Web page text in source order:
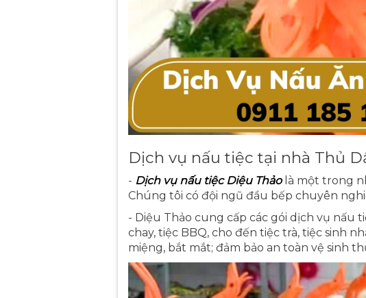
Dịch vụ nấu tiệc tại nhà Thủ
- Dịch vụ nấu tiệc Diệu Thảolà một trong
Chúng tôi có đội ngũ đầu bếp chuyên
- Diệu Thảo cung cấp các gói dịch vụ nấu
chay, tiệc BBQ, cho đến tiệc trà, tiệc sinh
miệng, bắt mắt; đảm bảo an toàn vệ sinh